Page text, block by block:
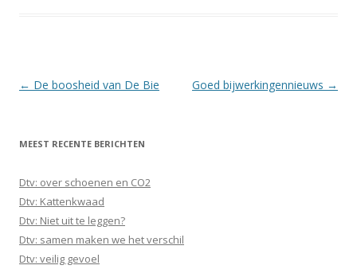
Berichtnavigatie
← De boosheid van De Bie Goed bijwerkingennieuws →
MEEST RECENTE BERICHTEN
Dtv: over schoenen en CO2
Dtv: Kattenkwaad
Dtv: Niet uit te leggen?
Dtv: samen maken we het verschil
Dtv: veilig gevoel